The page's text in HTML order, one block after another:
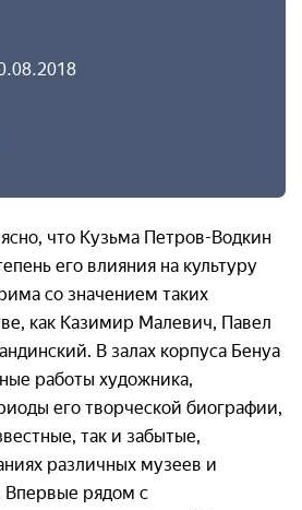
что Кузьма Петров-Водкин
его влияния на культуру
со значением таких
как Казимир Малевич, Павел
В залах корпуса Бенуа
работы художника,
его творческой биографии,
так и забытые,
различных музеев и
Впервые рядом с